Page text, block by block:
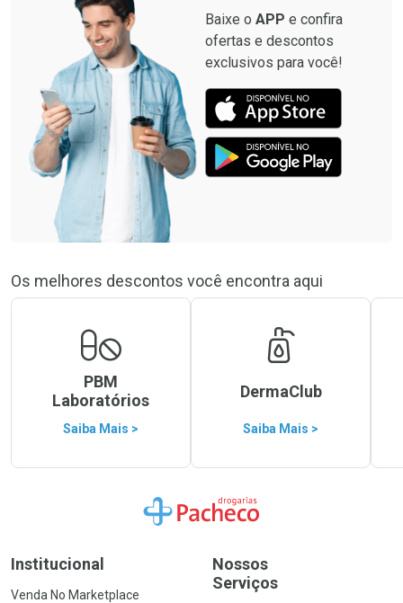
Baixe o APP e confira
ofertas e descontos
exclusivos para você!
Os melhores descontos você encontra aqui
PBM
Laboratórios
Saiba Mais >
DermaClub
Saiba Mais >
Ir para a Home
Institucional
Venda No Marketplace
Nossos
Serviços